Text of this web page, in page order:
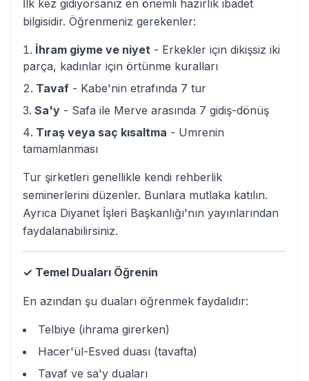
İlk kez gidiyorsanız en önemli hazırlık ibadet
bilgisidir. Öğrenmeniz gerekenler:
İhram giyme ve niyet - Erkekler için dikişsiz iki
parça, kadınlar için örtünme kuralları
Tavaf - Kabe'nin etrafında 7 tur
Sa'y - Safa ile Merve arasında 7 gidiş-dönüş
Tıraş veya saç kısaltma - Umrenin
tamamlanması
Tur şirketleri genellikle kendi rehberlik
seminerlerini düzenler. Bunlara mutlaka katılın.
Ayrıca Diyanet İşleri Başkanlığı'nın yayınlarından
faydalanabilirsiniz.
✓ Temel Duaları Öğrenin
En azından şu duaları öğrenmek faydalıdır:
Telbiye (ihrama girerken)
Hacer'ül-Esved duası (tavafta)
Tavaf ve sa'y duaları